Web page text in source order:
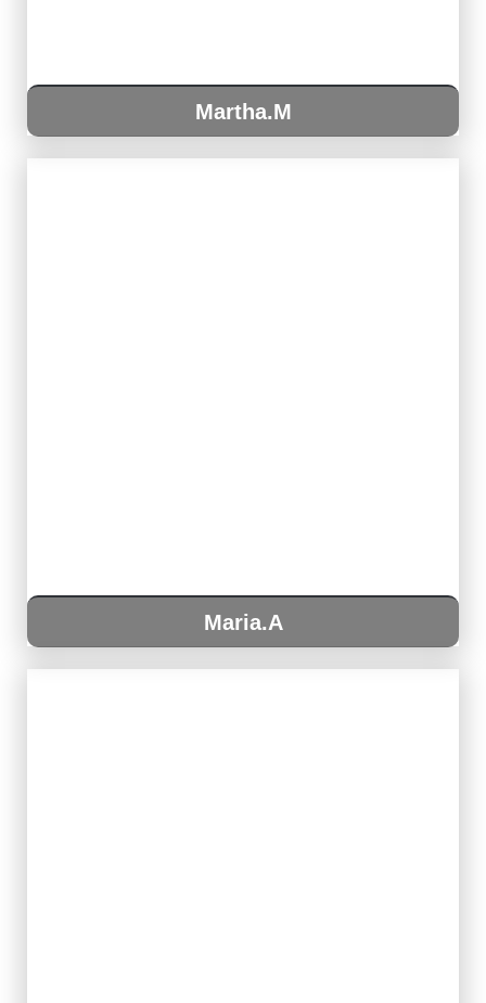
Martha.M
Maria.A